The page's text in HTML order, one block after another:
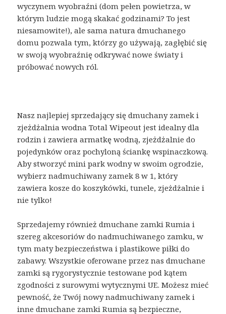
wyczynem wyobraźni (dom pełen powietrza, w
którym ludzie mogą skakać godzinami? To jest
niesamowite!), ale sama natura dmuchanego
domu pozwala tym, którzy go używają, zagłębić się
w swoją wyobraźnię odkrywać nowe światy i
próbować nowych ról.
Nasz najlepiej sprzedający się dmuchany zamek i
zjeżdżalnia wodna Total Wipeout jest idealny dla
rodzin i zawiera armatkę wodną, zjeżdżalnie do
pojedynków oraz pochyloną ściankę wspinaczkową.
Aby stworzyć mini park wodny w swoim ogrodzie,
wybierz nadmuchiwany zamek 8 w 1, który
zawiera kosze do koszykówki, tunele, zjeżdżalnie i
nie tylko!
Sprzedajemy również dmuchane zamki Rumia i
szereg akcesoriów do nadmuchiwanego zamku, w
tym maty bezpieczeństwa i plastikowe piłki do
zabawy. Wszystkie oferowane przez nas dmuchane
zamki są rygorystycznie testowane pod kątem
zgodności z surowymi wytycznymi UE. Możesz mieć
pewność, że Twój nowy nadmuchiwany zamek i
inne dmuchane zamki Rumia są bezpieczne,